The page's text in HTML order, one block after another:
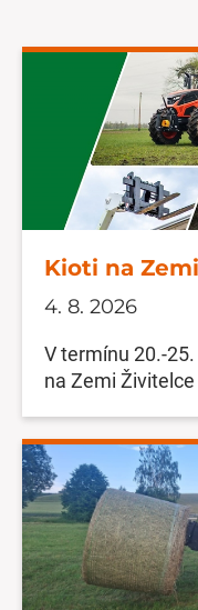
Kioti na
4. 8. 2026
V termínu 20.-
na Zemi